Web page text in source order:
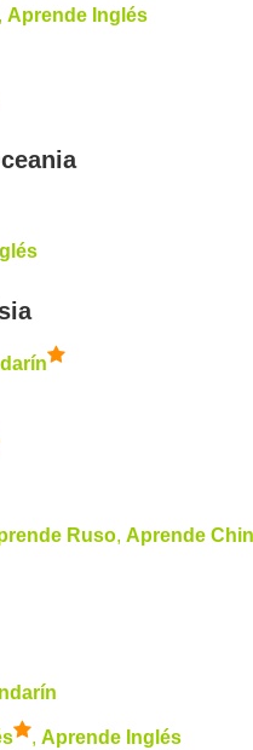
, Aprende Inglés
Ruso, Aprende
, Aprende Inglés